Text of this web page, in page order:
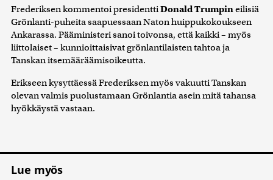
Frederiksen kommentoi presidenttiDonald Trumpineilisiä
Grönlanti-puheita saapuessaan Naton huippukokoukseen
Ankarassa. Pääministeri sanoi toivonsa, että kaikki – myös
liittolaiset – kunnioittaisivat grönlantilaisten tahtoa ja
Tanskan itsemääräämisoikeutta.
Erikseen kysyttäessä Frederiksen myös vakuutti Tanskan
olevan valmis puolustamaan Grönlantia asein mitä tahansa
hyökkäystä vastaan.
Lue myös